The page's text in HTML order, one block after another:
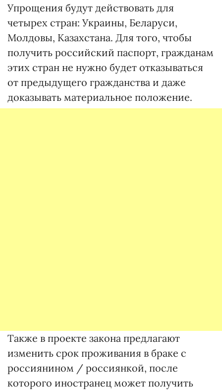
Упрощения будут действовать для
четырех стран: Украины, Беларуси,
Молдовы, Казахстана. Для того, чтобы
получить российский паспорт, гражданам
этих стран не нужно будет отказываться
от предыдущего гражданства и даже
доказывать материальное положение.
Также в проекте закона предлагают
изменить срок проживания в браке с
россиянином / россиянкой, после
которого иностранец может получить